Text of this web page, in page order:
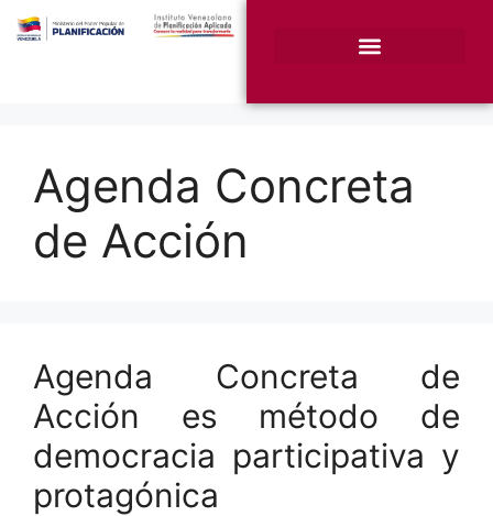
Agenda Concreta
de Acción
Agenda Concreta de
Acción es método de
democracia participativa y
protagónica